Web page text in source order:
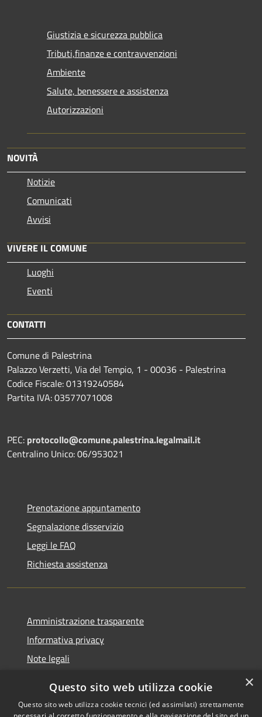
Giustizia e sicurezza pubblica
Tributi,finanze e contravvenzioni
Ambiente
Salute, benessere e assistenza
Autorizzazioni
NOVITÀ
Notizie
Comunicati
Avvisi
VIVERE IL COMUNE
Luoghi
Eventi
CONTATTI
Comune di Palestrina
Palazzo Verzetti, Via del Tempio, 1 - 00036 - Palestrina
Codice Fiscale: 01319240584
Partita IVA: 03577071008
PEC: protocollo@comune.palestrina.legalmail.it
Centralino Unico: 06/953021
Prenotazione appuntamento
Segnalazione disservizio
Leggi le FAQ
Richiesta assistenza
Amministrazione trasparente
Informativa privacy
Note legali
×
Questo sito web utilizza cookie
Questo sito web utilizza cookie tecnici (ed assimilati) strettamente